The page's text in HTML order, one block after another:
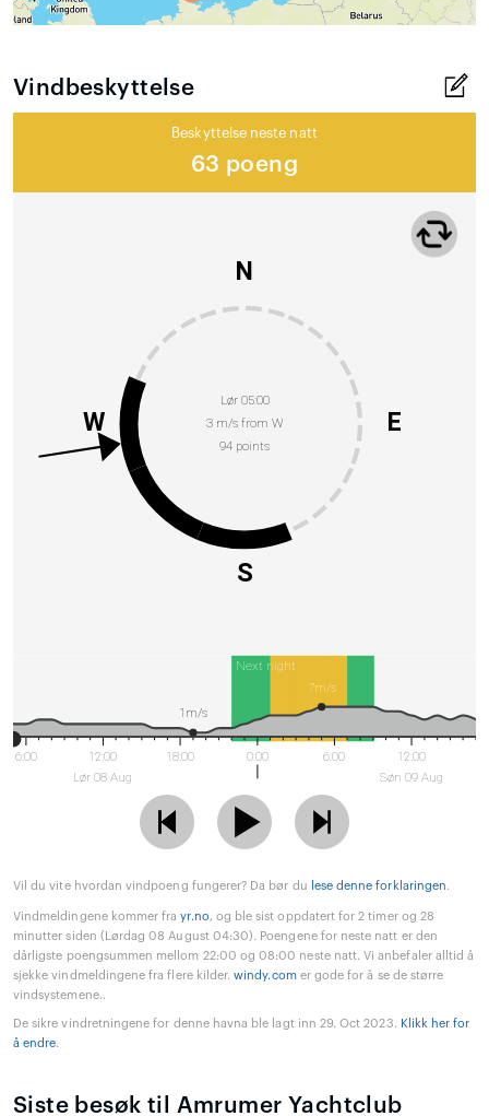
Vindbeskyttelse
Beskyttelse neste natt
63 poeng
Lør 05:00
3 m/s from W
94 points
N
E
S
W
Next night
6:00
12:00
Lør 08 Aug
18:00 0:00 6:00
12:00
Søn 09 Aug
7m/s
1m/s
Vil du vite hvordan vindpoeng fungerer? Da bør du lese denne forklaringen.
Vindmeldingene kommer frayr.no, og ble sist oppdatert for 2 timer og 28
minutter siden (Lørdag 08 August 04:30). Poengene for neste natt er den
dårligste poengsummen mellom 22:00 og 08:00 neste natt. Vi anbefaler alltid å
sjekke vindmeldingene fra flere kilder.windy.comer gode for å se de større
vindsystemene..
De sikre vindretningene for denne havna ble lagt inn 29. Oct 2023. Klikk her for
å endre.
Siste besøk til Amrumer Yachtclub